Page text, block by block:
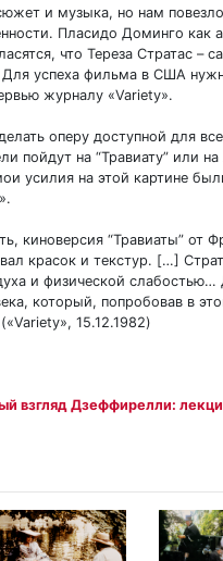
и музыка, но нам
Пласидо Доминго как
что Тереза Стратас –
Для успеха фильма в США
журналу «Variety».
оперу доступной для
пойдут на “Травиату” или
усилия на этой картине
киноверсия “Травиаты” от
красок и текстур. […]
и физической
который, попробовав в
15.12.1982)
взгляд Дзеффирелли: